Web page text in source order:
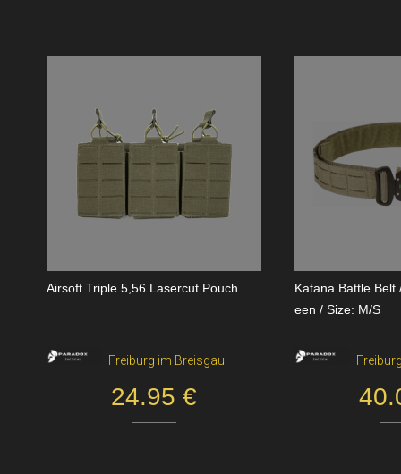
Airsoft Triple 5,56 Lasercut Pouch
Freiburg im Breisgau
24.95 €
Katana Battle
een / Size: M/S